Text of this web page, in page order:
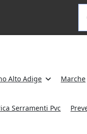
Alto Adige Marche
Serramenti Pvc